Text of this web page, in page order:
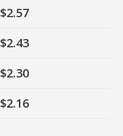
$2.57
$2.43
$2.30
$2.16